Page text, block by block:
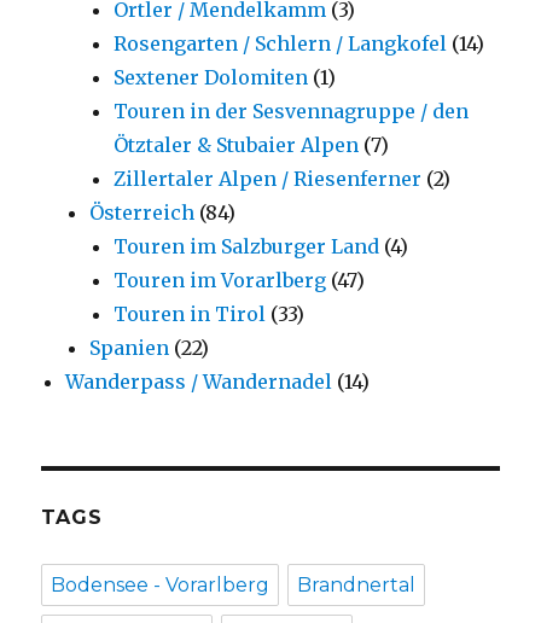
Ortler / Mendelkamm (3)
Rosengarten / Schlern / Langkofel (14)
Sextener Dolomiten (1)
Touren in der Sesvennagruppe / den
Ötztaler & Stubaier Alpen (7)
Zillertaler Alpen / Riesenferner (2)
Österreich (84)
Touren im Salzburger Land (4)
Touren im Vorarlberg (47)
Touren in Tirol (33)
Spanien (22)
Wanderpass / Wandernadel (14)
TAGS
Bodensee - Vorarlberg Brandnertal